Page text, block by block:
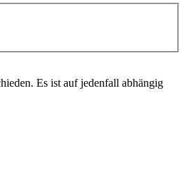
Es ist auf jedenfall abhängig